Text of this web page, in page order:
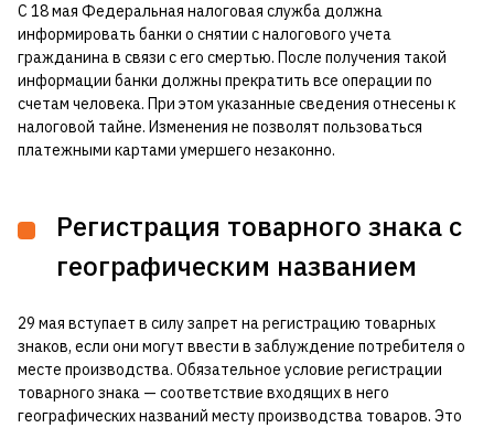
С 18 мая Федеральная налоговая служба должна
информировать банки о снятии с налогового учета
гражданина в связи с его смертью. После получения такой
информации банки должны прекратить все операции по
счетам человека. При этом указанные сведения отнесены к
налоговой тайне. Изменения не позволят пользоваться
платежными картами умершего незаконно.
Регистрация товарного знака с
географическим названием
29 мая вступает в силу запрет на регистрацию товарных
знаков, если они могут ввести в заблуждение потребителя о
месте производства. Обязательное условие регистрации
товарного знака — соответствие входящих в него
географических названий месту производства товаров. Это